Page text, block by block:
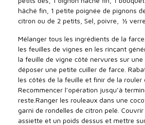
hâché fin, 1 petite poignée de pignons
citron ou de 2 petits, Sel, poivre, ½ verre
Mélanger tous les ingrédients de la
les feuilles de vignes en les rinçant
la feuille de vigne côté nervures sur une
déposer une petite cuiller de farce.
les côtés de la feuille et finir de la rouler
Recommencer l’opération jusqu’à
reste.Ranger les rouleaux dans une
garni de rondelles de citron pelé. Couvrir
assiette et un poids dessus et mettre